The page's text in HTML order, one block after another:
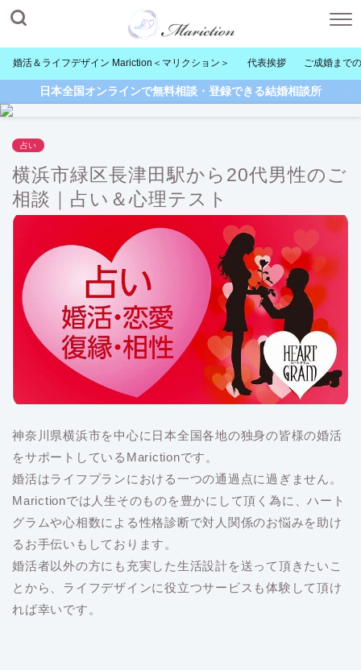
婚活＆ライフデザイン Mariction＜マリクション＞ 代表挨拶 ご成婚まで
日本全国オンラインで無料相談・登録できる結婚相談所
占い
横浜市緑区長津田駅から20代男性のご
相談｜占い＆心理テスト
神奈川県横浜市を中心に日本全国各地の独身の皆様の婚活
をサポートしているMarictionです。
婚活はライフプランにおける一つの通過点に過ぎません。
Marictionでは人生そのものを豊かにして頂く為に、ハート
グラムや心相数による性格診断で対人関係のお悩みを助け
るお手伝いもしております。
婚活者以外の方にも充実した生活設計を送って頂きたいこ
とから、ライフデザインに役立つサービスも体験して頂け
れば幸いです。